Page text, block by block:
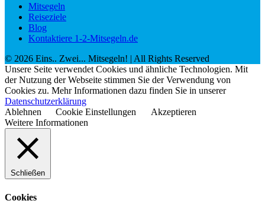
Mitsegeln
Reiseziele
Blog
Kontaktiere 1-2-Mitsegeln.de
© 2026 Eins.. Zwei... Mitsegeln! | All Rights Reserved
Unsere Seite verwendet Cookies und ähnliche Technologien. Mit
der Nutzung der Webseite stimmen Sie der Verwendung von
Cookies zu. Mehr Informationen dazu finden Sie in unserer
Datenschutzerklärung
Ablehnen
Cookie Einstellungen
Akzeptieren
Weitere Informationen
Schließen
Cookies